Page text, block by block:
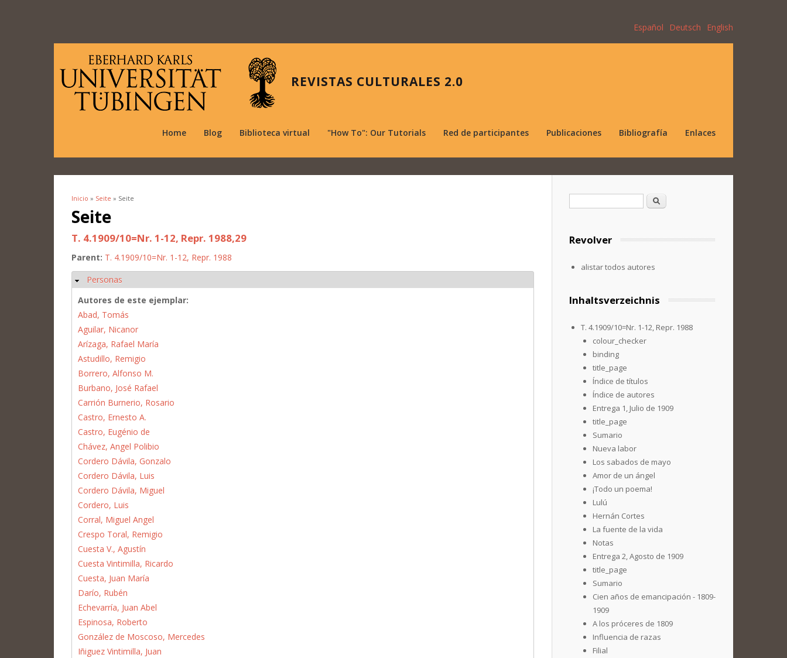
Español Deutsch English
REVISTAS CULTURALES 2.0
Home Blog Biblioteca virtual "How To": Our Tutorials Red de participantes Publicaciones Bibliografía Enlaces
Se encuentra usted aquí
Inicio » Seite » Seite
Seite
T. 4.1909/10=Nr. 1-12, Repr. 1988,29
Parent: T. 4.1909/10=Nr. 1-12, Repr. 1988
Ocultar
Personas
Autores de este ejemplar:
Abad, Tomás
Aguilar, Nicanor
Arízaga, Rafael María
Astudillo, Remigio
Borrero, Alfonso M.
Burbano, José Rafael
Carrión Burnerio, Rosario
Castro, Ernesto A.
Castro, Eugénio de
Chávez, Angel Polibio
Cordero Dávila, Gonzalo
Cordero Dávila, Luis
Cordero Dávila, Miguel
Cordero, Luis
Corral, Miguel Angel
Crespo Toral, Remigio
Cuesta V., Agustín
Cuesta Vintimilla, Ricardo
Cuesta, Juan María
Darío, Rubén
Echevarría, Juan Abel
Espinosa, Roberto
González de Moscoso, Mercedes
Iñiguez Vintimilla, Juan
Formulario de búsqueda
Buscar
Revolver
alistar todos autores
Inhaltsverzeichnis
T. 4.1909/10=Nr. 1-12, Repr. 1988
colour_checker
binding
title_page
Índice de títulos
Índice de autores
Entrega 1, Julio de 1909
title_page
Sumario
Nueva labor
Los sabados de mayo
Amor de un ángel
¡Todo un poema!
Lulú
Hernán Cortes
La fuente de la vida
Notas
Entrega 2, Agosto de 1909
title_page
Sumario
Cien años de emancipación - 1809-
1909
A los próceres de 1809
Influencia de razas
Filial